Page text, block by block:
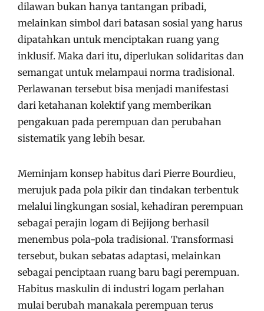
dilawan bukan hanya tantangan pribadi,
melainkan simbol dari batasan sosial yang harus
dipatahkan untuk menciptakan ruang yang
inklusif. Maka dari itu, diperlukan solidaritas dan
semangat untuk melampaui norma tradisional.
Perlawanan tersebut bisa menjadi manifestasi
dari ketahanan kolektif yang memberikan
pengakuan pada perempuan dan perubahan
sistematik yang lebih besar.
Meminjam konsep habitus dari Pierre Bourdieu,
merujuk pada pola pikir dan tindakan terbentuk
melalui lingkungan sosial, kehadiran perempuan
sebagai perajin logam di Bejijong berhasil
menembus pola-pola tradisional. Transformasi
tersebut, bukan sebatas adaptasi, melainkan
sebagai penciptaan ruang baru bagi perempuan.
Habitus maskulin di industri logam perlahan
mulai berubah manakala perempuan terus